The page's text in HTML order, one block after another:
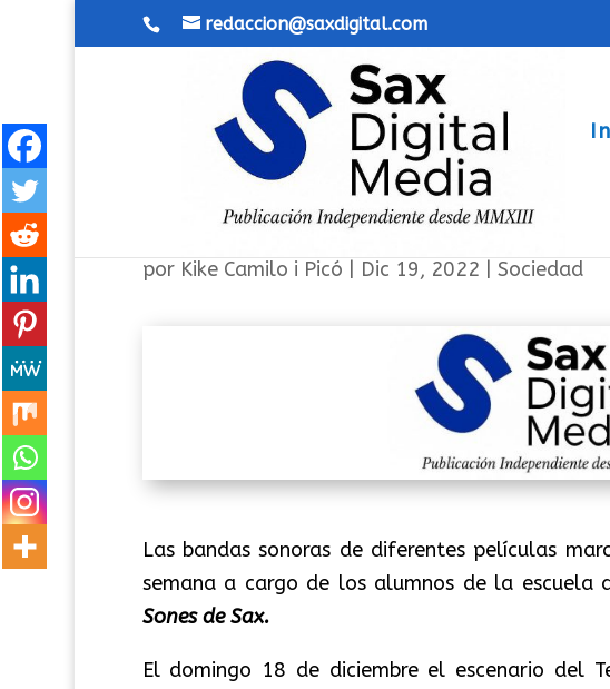
redaccion@saxdigital.com
La música de películas vistió de
de los Sones en Sax
por Kike Camilo i Picó Dic 19, 2022 Sociedad
Las bandas sonoras de diferentes películas
semana a cargo de los alumnos de la escuela
Sones de Sax.
El domingo 18 de diciembre el escenario del